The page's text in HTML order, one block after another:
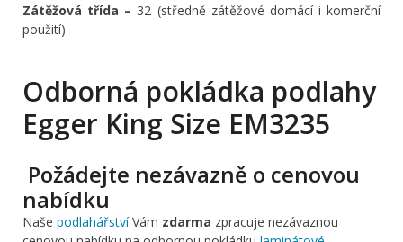
Zátěžová třída – 32 (středně zátěžové domácí i komerční
použití)
Odborná pokládka podlahy
Egger King Size EM3235
Požádejte nezávazně o cenovou
nabídku
Naše podlahářstvíVám zdarma zpracuje nezávaznou